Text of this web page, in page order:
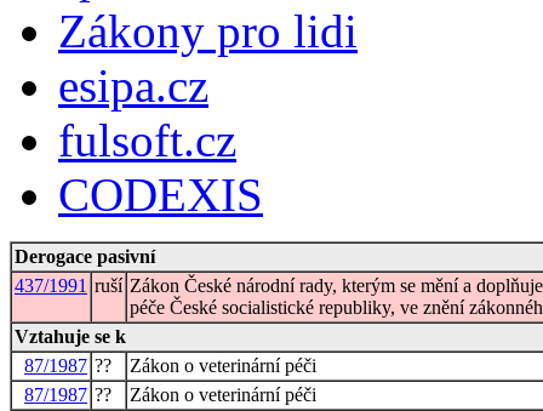
Zákony pro lidi
esipa.cz
fulsoft.cz
CODEXIS
Derogace pasivní
437/1991 ruší Zákon České národní rady, kterým se mění a
péče České socialistické republiky, ve znění
Vztahuje se k
87/1987 ??
Zákon o veterinární péči
87/1987 ??
Zákon o veterinární péči